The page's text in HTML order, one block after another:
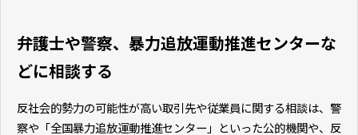
弁護士や警察、暴力追放運動推進センターな
どに相談する
反社会的勢力の可能性が高い取引先や従業員に関する相談は、警
察や「全国暴力追放運動推進センター」といった公的機関や、反